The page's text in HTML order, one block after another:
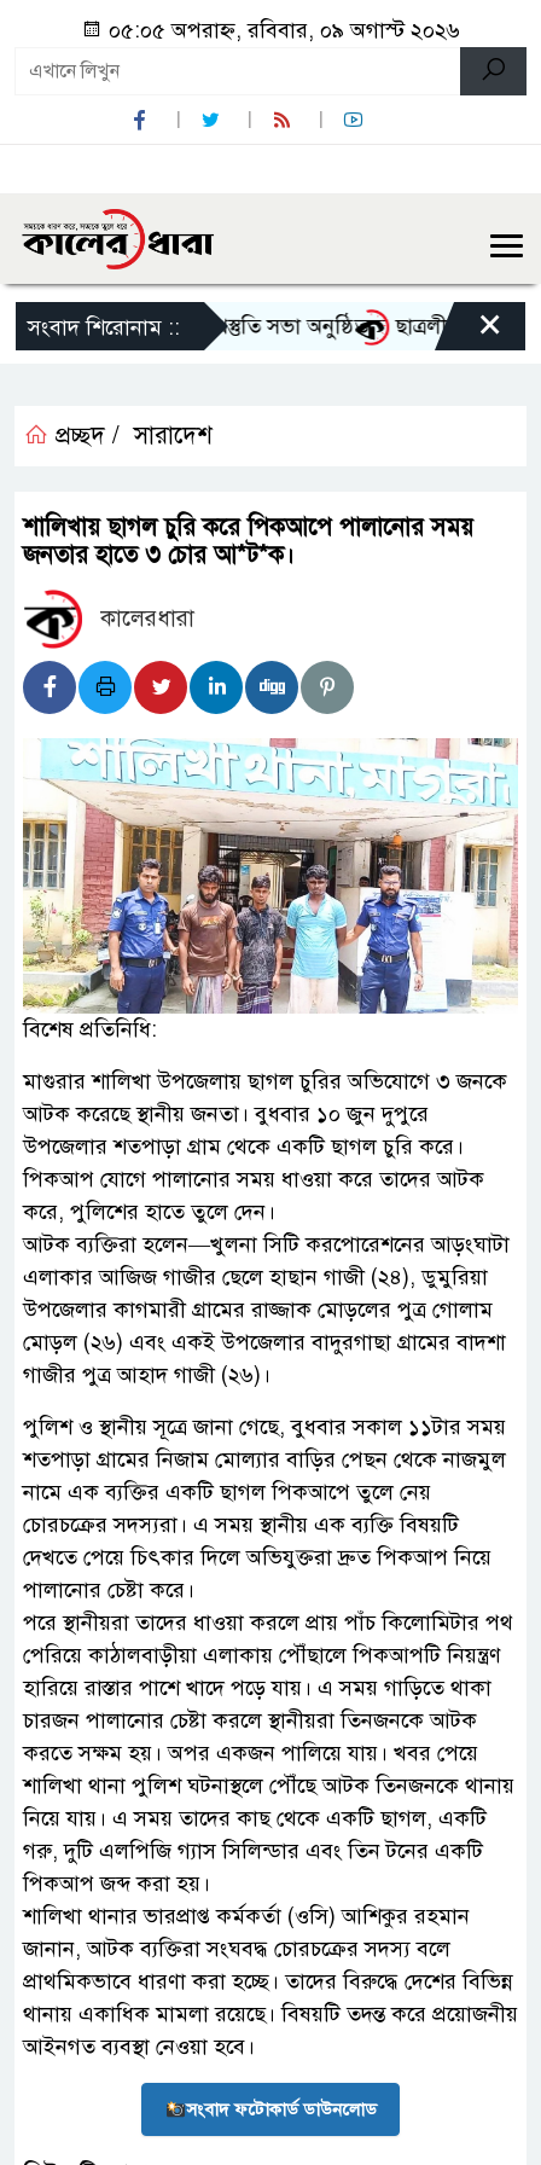
০৫:০৫ অপরাহ্ন, রবিবার, ০৯ অগাস্ট ২০২৬
সংবাদ শিরোনাম ::
২০২৬ এর আগাম প্রস্তুতি সভা অনুষ্ঠিত ছাত্রলীগের দোসর
×
প্রচ্ছদ / সারাদেশ
শালিখায় ছাগল চুরি করে পিকআপে পালানোর সময়
জনতার হাতে ৩ চোর আ*ট*ক।
কালেরধারা
বিশেষ প্রতিনিধি:
মাগুরার শালিখা উপজেলায় ছাগল চুরির অভিযোগে ৩ জনকে
আটক করেছে স্থানীয় জনতা। বুধবার ১০ জুন দুপুরে
উপজেলার শতপাড়া গ্রাম থেকে একটি ছাগল চুরি করে।
পিকআপ যোগে পালানোর সময় ধাওয়া করে তাদের আটক
করে, পুলিশের হাতে তুলে দেন।
আটক ব্যক্তিরা হলেন—খুলনা সিটি করপোরেশনের আড়ংঘাটা
এলাকার আজিজ গাজীর ছেলে হাছান গাজী (২৪), ডুমুরিয়া
উপজেলার কাগমারী গ্রামের রাজ্জাক মোড়লের পুত্র গোলাম
মোড়ল (২৬) এবং একই উপজেলার বাদুরগাছা গ্রামের বাদশা
গাজীর পুত্র আহাদ গাজী (২৬)।
পুলিশ ও স্থানীয় সূত্রে জানা গেছে, বুধবার সকাল ১১টার সময়
শতপাড়া গ্রামের নিজাম মোল্যার বাড়ির পেছন থেকে নাজমুল
নামে এক ব্যক্তির একটি ছাগল পিকআপে তুলে নেয়
চোরচক্রের সদস্যরা। এ সময় স্থানীয় এক ব্যক্তি বিষয়টি
দেখতে পেয়ে চিৎকার দিলে অভিযুক্তরা দ্রুত পিকআপ নিয়ে
পালানোর চেষ্টা করে।
পরে স্থানীয়রা তাদের ধাওয়া করলে প্রায় পাঁচ কিলোমিটার পথ
পেরিয়ে কাঠালবাড়ীয়া এলাকায় পৌঁছালে পিকআপটি নিয়ন্ত্রণ
হারিয়ে রাস্তার পাশে খাদে পড়ে যায়। এ সময় গাড়িতে থাকা
চারজন পালানোর চেষ্টা করলে স্থানীয়রা তিনজনকে আটক
করতে সক্ষম হয়। অপর একজন পালিয়ে যায়। খবর পেয়ে
শালিখা থানা পুলিশ ঘটনাস্থলে পৌঁছে আটক তিনজনকে থানায়
নিয়ে যায়। এ সময় তাদের কাছ থেকে একটি ছাগল, একটি
গরু, দুটি এলপিজি গ্যাস সিলিন্ডার এবং তিন টনের একটি
পিকআপ জব্দ করা হয়।
শালিখা থানার ভারপ্রাপ্ত কর্মকর্তা (ওসি) আশিকুর রহমান
জানান, আটক ব্যক্তিরা সংঘবদ্ধ চোরচক্রের সদস্য বলে
প্রাথমিকভাবে ধারণা করা হচ্ছে। তাদের বিরুদ্ধে দেশের বিভিন্ন
থানায় একাধিক মামলা রয়েছে। বিষয়টি তদন্ত করে প্রয়োজনীয়
আইনগত ব্যবস্থা নেওয়া হবে।
সংবাদ ফটোকার্ড ডাউনলোড